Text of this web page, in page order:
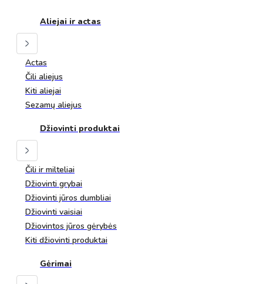
Aliejai ir actas
Actas
Čili aliejus
Kiti aliejai
Sezamų aliejus
Džiovinti produktai
Čili ir milteliai
Džiovinti grybai
Džiovinti jūros dumbliai
Džiovinti vaisiai
Džiovintos jūros gėrybės
Kiti džiovinti produktai
Gėrimai